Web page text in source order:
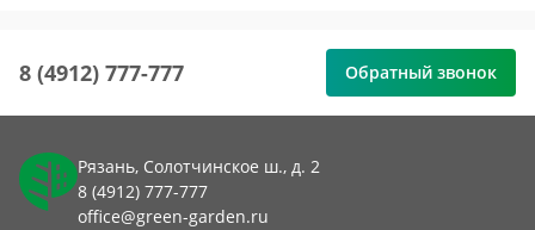
8 (4912) 777-777 Обратный звонок
Рязань, Солотчинское ш., д. 2
8 (4912) 777-777
office@green-garden.ru